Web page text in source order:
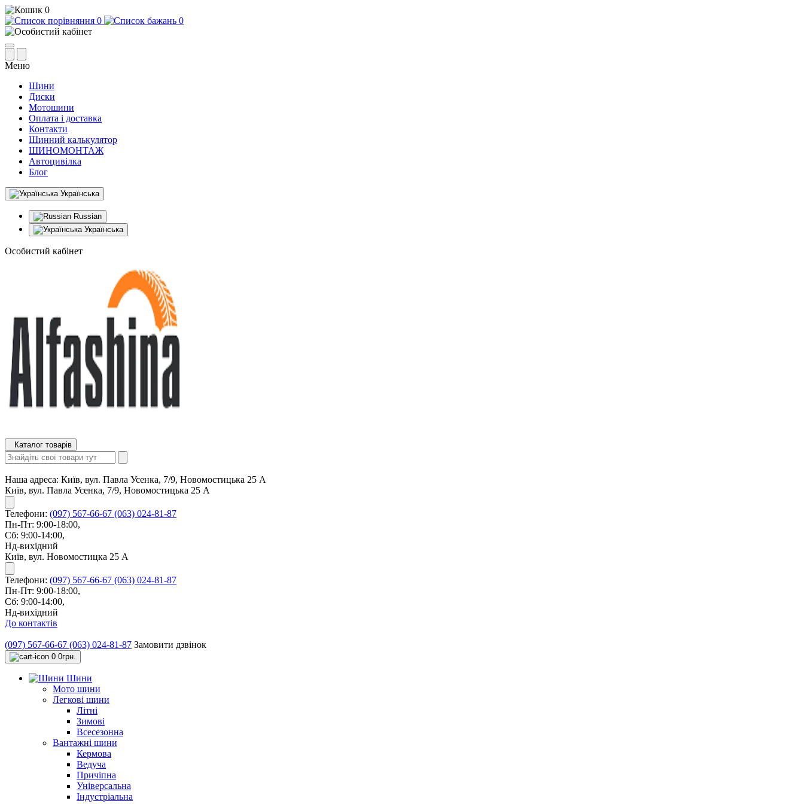
0
0
0
Меню
Шини
Диски
Мотошини
Оплата і доставка
Контакти
Шинний калькулятор
ШИНОМОНТАЖ
Автоцивілка
Блог
Українська
Russian
Українська
Особистий кабінет
Каталог товарів
Наша адреса: Київ, вул. Павла Усенка, 7/9, Новомостицька 25 А
Київ, вул. Павла Усенка, 7/9, Новомостицька 25 А
Телефони: (097) 567-66-67 (063) 024-81-87
Пн-Пт: 9:00-18:00,
Сб: 9:00-14:00,
Нд-вихідний
Київ, вул. Новомостицка 25 А
Телефони: (097) 567-66-67 (063) 024-81-87
Пн-Пт: 9:00-18:00,
Сб: 9:00-14:00,
Нд-вихідний
До контактів
(097) 567-66-67 (063) 024-81-87 Замовити дзвінок
0 0грн.
Шини
Мото шини
Легкові шини
Літні
Зимові
Всесезонна
Вантажні шини
Кермова
Ведуча
Причіпна
Універсальна
Індустріальна